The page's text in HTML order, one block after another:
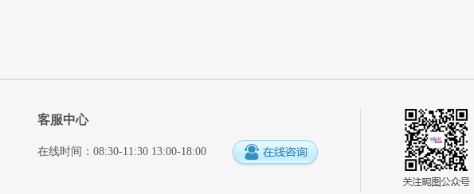
客服中心
在线时间：08:30-11:30 13:00-18:00